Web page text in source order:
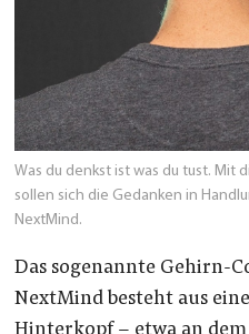
Was du denkst ist was du tust. Mit
sollen sich die Gedanken in
NextMind.
Das sogenannte Gehirn-
NextMind besteht aus